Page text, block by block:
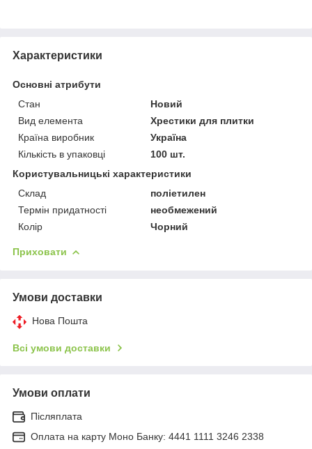
Характеристики
Основні атрибути
Стан
Новий
Вид елемента
Хрестики для плитки
Країна виробник
Україна
Кількість в упаковці
100 шт.
Користувальницькі характеристики
Склад
поліетилен
Термін придатності
необмежений
Колір
Чорний
Приховати
Умови доставки
Нова Пошта
Всі умови доставки
Умови оплати
Післяплата
Оплата на карту Моно Банку: 4441 1111 3246 2338